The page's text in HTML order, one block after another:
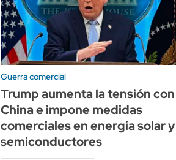
Guerra comercial
Trump aumenta la tensión con
China e impone medidas
comerciales en energía solar y
semiconductores